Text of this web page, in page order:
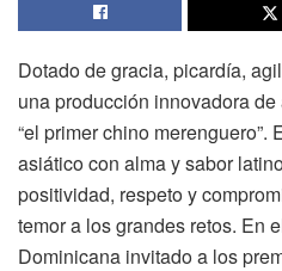
Dotado de gracia, picardía,
una producción innovadora
“el primer chino merenguero”.
asiático con alma y sabor
positividad, respeto y
temor a los grandes retos. En
Dominicana invitado a los